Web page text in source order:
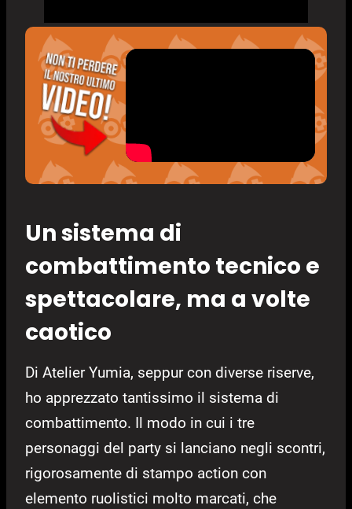
Un sistema di
combattimento tecnico e
spettacolare, ma a volte
caotico
Di Atelier Yumia, seppur con diverse riserve,
ho apprezzato tantissimo il sistema di
combattimento. Il modo in cui i tre
personaggi del party si lanciano negli scontri,
rigorosamente di stampo action con
elemento ruolistici molto marcati, che